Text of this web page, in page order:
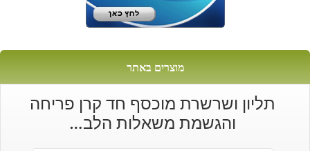
מוצרים באתר
תליון ושרשרת מוכסף חד קרן פריחה
והגשמת משאלות הלב…